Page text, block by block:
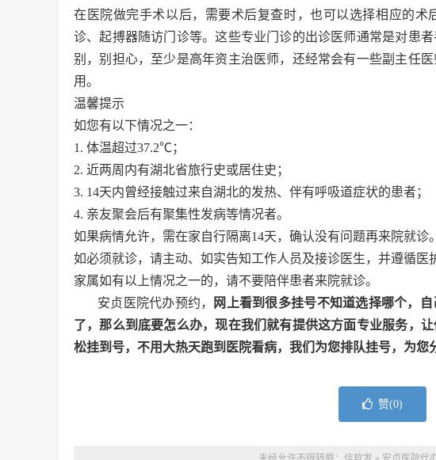
在医院做完手术以后，需要术后复查时，也可以选择相应的术
诊、起搏器随访门诊等。这些专业门诊的出诊医师通常是对患
别，别担心，至少是高年资主治医师，还经常会有一些副主任
用。
温馨提示
如您有以下情况之一：
1. 体温超过37.2℃；
2. 近两周内有湖北省旅行史或居住史；
3. 14天内曾经接触过来自湖北的发热、伴有呼吸道症状的患者；
4. 亲友聚会后有聚集性发病等情况者。
如果病情允许，需在家自行隔离14天，确认没有问题再来院就诊。
如必须就诊，请主动、如实告知工作人员及接诊医生，并遵循医
家属如有以上情况之一的，请不要陪伴患者来院就诊。
安贞医院代办预约，
网上看到很多挂号不知道选择哪个，
了，那么到底要怎么办，现在我们就有提供这方面专业服务，
松挂到号，不用大热天跑到医院看病，我们为您排队挂号，为您
赞(0)